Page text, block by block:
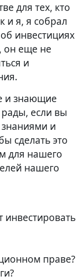
для тех, кто
и я, я собрал
инвестициях
он еще не
и
и знающие
если вы
и
сделать это
для нашего
нашего
инвестировать
праве?